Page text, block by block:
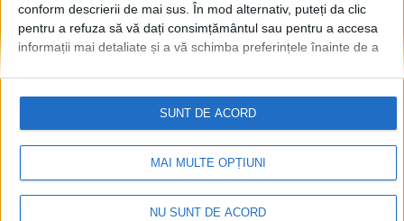
conform descrierii de mai sus. În mod alternativ, puteți da clic
pentru a refuza să vă dați consimțământul sau pentru a accesa
informații mai detaliate și a vă schimba preferințele înainte de a
retrageți consimțământul în orice moment, revenind la acest site
și făcând clic pe butonul "Confidențialitate" din partea de jos a
paginii web.
MAI MULTE OPȚIUNI
NU SUNT DE ACORD
SUNT DE ACORD